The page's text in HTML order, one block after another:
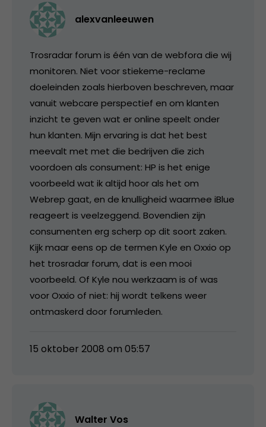
alexvanleeuwen
Trosradar forum is één van de webfora die wij
monitoren. Niet voor stiekeme-reclame
doeleinden zoals hierboven beschreven, maar
vanuit webcare perspectief en om klanten
inzicht te geven wat er online speelt onder
hun klanten. Mijn ervaring is dat het best
meevalt met met die bedrijven die zich
voordoen als consument: HP is het enige
voorbeeld wat ik altijd hoor als het om
Webrep gaat, en de knulligheid waarmee iBlue
reageert is veelzeggend. Bovendien zijn
consumenten erg scherp op dit soort zaken.
Kijk maar eens op de termen Kyle en Oxxio op
het trosradar forum, dat is een mooi
voorbeeld. Of Kyle nou werkzaam is of was
voor Oxxio of niet: hij wordt telkens weer
ontmaskerd door forumleden.
15 oktober 2008 om 05:57
Walter Vos